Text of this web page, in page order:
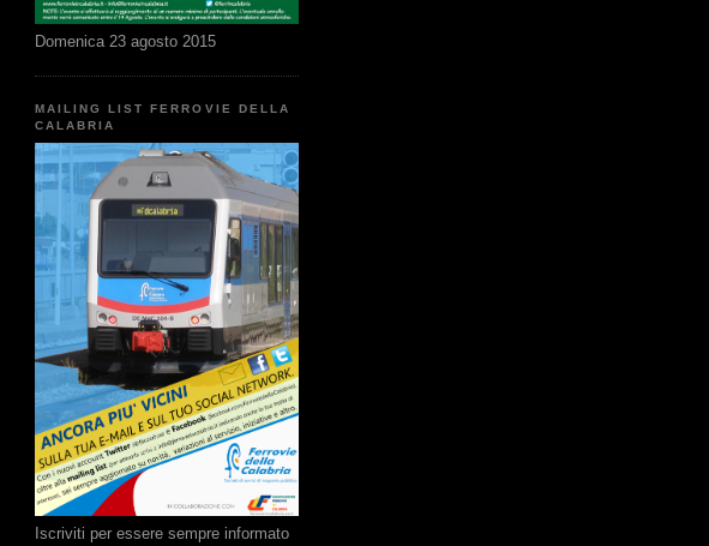
Domenica 23 agosto 2015
MAILING LIST FERROVIE DELLA
CALABRIA
Iscriviti per essere sempre informato